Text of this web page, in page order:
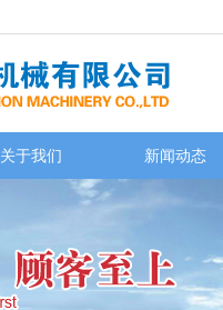
关于我们 新闻动态